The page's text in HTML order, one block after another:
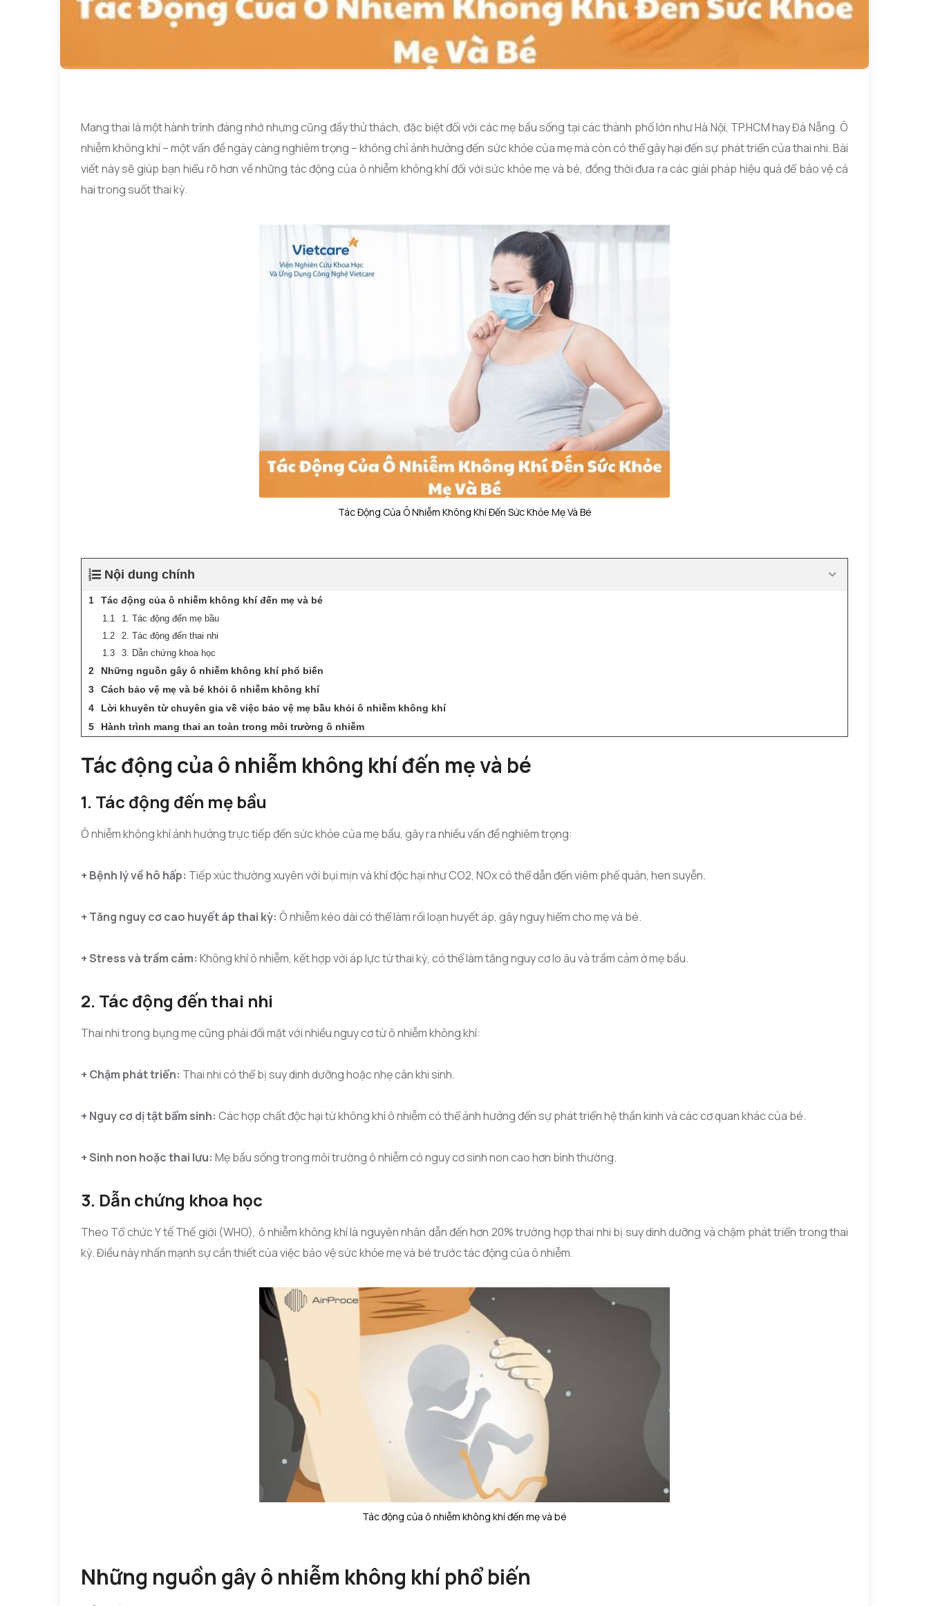
Mang thai là một hành trình đáng nhớ nhưng cũng đầy thử thách, đặc biệt đối với các mẹ bầu sống tại các thành phố lớn như Hà Nội, TP.HCM hay Đà Nẵng. Ô
nhiễm không khí – một vấn đề ngày càng nghiêm trọng – không chỉ ảnh hưởng đến sức khỏe của mẹ mà còn có thể gây hại đến sự phát triển của thai nhi.Bài
viết này sẽ giúp bạn hiểu rõ hơn về những tác động của ô nhiễm không khí đối với sức khỏe mẹ và bé, đồng thời đưa ra các giải pháp hiệu quả để bảo vệ cả
hai trong suốt thai kỳ.
Tác Động Của Ô Nhiễm Không Khí Đến Sức Khỏe Mẹ Và Bé
Nội dung chính
Tác động của ô nhiễm không khí đến mẹ và bé
1. Tác động đến mẹ bầu
2. Tác động đến thai nhi
3. Dẫn chứng khoa học
Những nguồn gây ô nhiễm không khí phổ biến
Cách bảo vệ mẹ và bé khỏi ô nhiễm không khí
Lời khuyên từ chuyên gia về việc bảo vệ mẹ bầu khỏi ô nhiễm không khí
Hành trình mang thai an toàn trong môi trường ô nhiễm
Tác động của ô nhiễm không khí đến mẹ và bé
1. Tác động đến mẹ bầu
Ô nhiễm không khí ảnh hưởng trực tiếp đến sức khỏe của mẹ bầu, gây ra nhiều vấn đề nghiêm trọng:
+ Bệnh lý về hô hấp: Tiếp xúc thường xuyên với bụi mịn và khí độc hại như CO2, NOx có thể dẫn đến viêm phế quản, hen suyễn.
+ Tăng nguy cơ cao huyết áp thai kỳ: Ô nhiễm kéo dài có thể làm rối loạn huyết áp, gây nguy hiểm cho mẹ và bé.
+ Stress và trầm cảm: Không khí ô nhiễm, kết hợp với áp lực từ thai kỳ, có thể làm tăng nguy cơ lo âu và trầm cảm ở mẹ bầu.
2. Tác động đến thai nhi
Thai nhi trong bụng mẹ cũng phải đối mặt với nhiều nguy cơ từ ô nhiễm không khí:
+ Chậm phát triển: Thai nhi có thể bị suy dinh dưỡng hoặc nhẹ cân khi sinh.
+ Nguy cơ dị tật bẩm sinh: Các hợp chất độc hại từ không khí ô nhiễm có thể ảnh hưởng đến sự phát triển hệ thần kinh và các cơ quan khác của bé.
+ Sinh non hoặc thai lưu: Mẹ bầu sống trong môi trường ô nhiễm có nguy cơ sinh non cao hơn bình thường.
3. Dẫn chứng khoa học
Theo Tổ chức Y tế Thế giới (WHO), ô nhiễm không khí là nguyên nhân dẫn đến hơn 20% trường hợp thai nhi bị suy dinh dưỡng và chậm phát triển trong thai
kỳ. Điều này nhấn mạnh sự cần thiết của việc bảo vệ sức khỏe mẹ và bé trước tác động của ô nhiễm.
Tác động của ô nhiễm không khí đến mẹ và bé
Những nguồn gây ô nhiễm không khí phổ biến